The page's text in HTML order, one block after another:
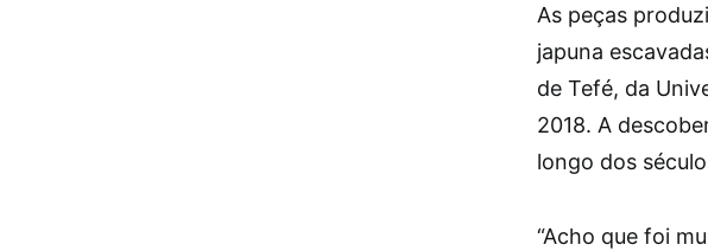
As peças
japuna
de Tefé, da
2018. A
longo dos
“Acho que foi